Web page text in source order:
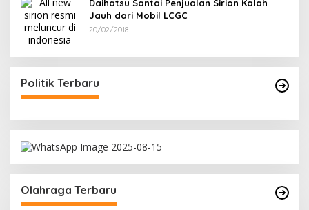
Daihatsu Santai Penjualan Sirion Kalah
Jauh dari Mobil LCGC
20/02/2018
Politik Terbaru
Olahraga Terbaru